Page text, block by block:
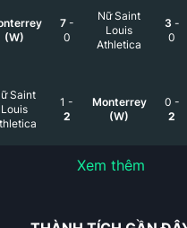
(W)
7-
0
Nữ Saint
Louis
Athletica
3 -
0
Saint
Louis
1 -
2
Monterrey
(W)
0 -
2
Xem thêm